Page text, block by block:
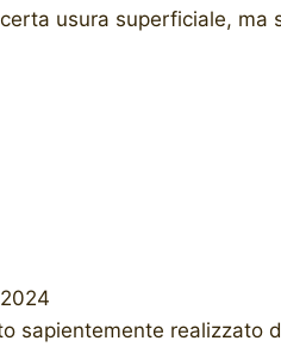
usura superficiale,
sapientemente realizzato